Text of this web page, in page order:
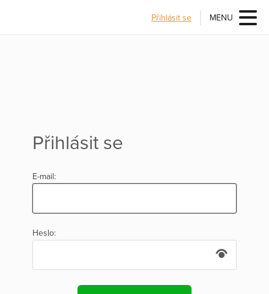
Přihlásit se MENU
Přihlásit se
E-mail:
Heslo: